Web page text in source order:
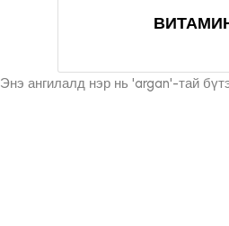
Энэ ангилалд нэр нь 'argan'-тай